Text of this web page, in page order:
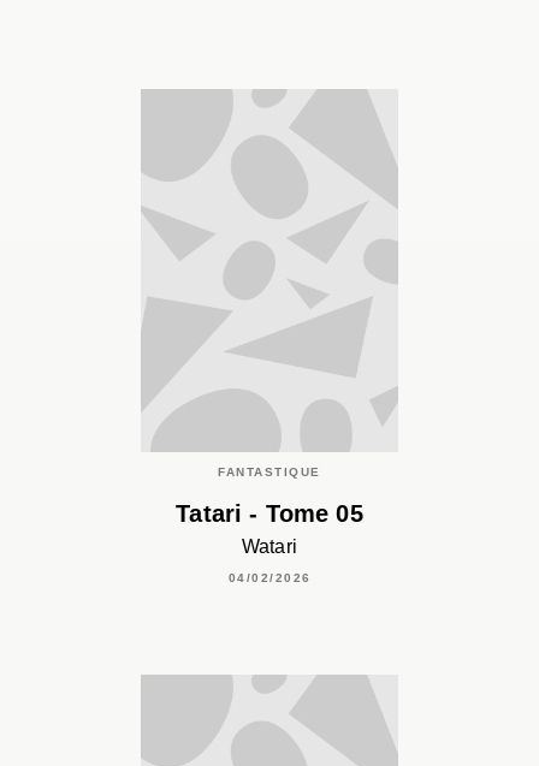
FANTASTIQUE
Tatari - Tome 05
Watari
04/02/2026